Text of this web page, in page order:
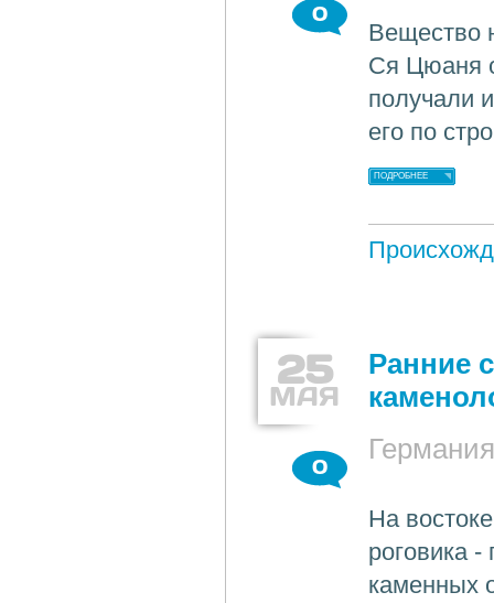
0
Вещество
Ся Цюаня
получали
его по
ПОДРОБНЕЕ
25
МАЯ
Ранние
Германия
0
На
роговика
каменных